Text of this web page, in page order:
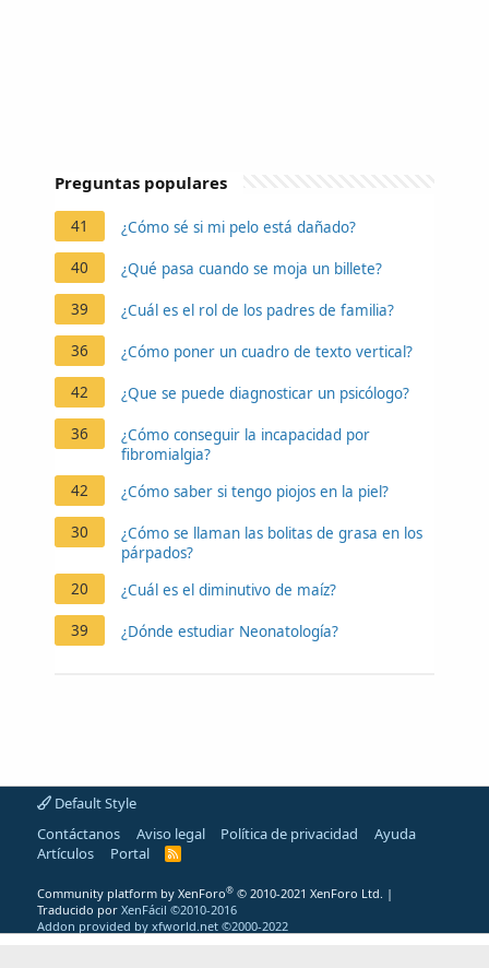
Preguntas populares
41 ¿Cómo sé si mi pelo está dañado?
40 ¿Qué pasa cuando se moja un billete?
39 ¿Cuál es el rol de los padres de familia?
36 ¿Cómo poner un cuadro de texto vertical?
42 ¿Que se puede diagnosticar un psicólogo?
36
¿Cómo conseguir la incapacidad por
fibromialgia?
42
¿Cómo saber si tengo piojos en la piel?
30
¿Cómo se llaman las bolitas de grasa en los
párpados?
20
¿Cuál es el diminutivo de maíz?
39 ¿Dónde estudiar Neonatología?
Default Style
Contáctanos
Aviso legal Política de privacidad
Ayuda
Artículos
Portal
R
Community platform by XenForo® © 2010-2021 XenForo Ltd. |
Traducido por XenFácil ©2010-2016
Addon provided by xfworld.net ©2000-2022